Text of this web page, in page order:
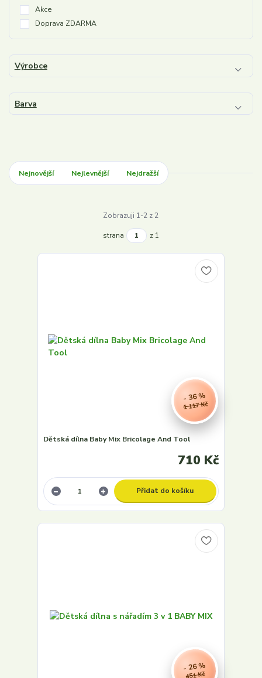
Akce
Doprava ZDARMA
Výrobce
Barva
Nejnovější Nejlevnější Nejdražší
Zobrazuji 1-2 z 2
strana z 1
1 117 Kč
- 36 %
Dětská dílna Baby Mix Bricolage And Tool
710 Kč
Přidat do košíku
451 Kč
- 26 %